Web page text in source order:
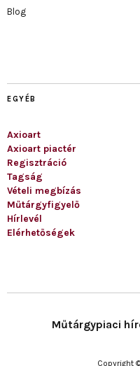
Blog
EGYÉB
Axioart
Axioart piactér
Regisztráció
Tagság
Vételi megbízás
Műtárgyfigyelő
Hírlevél
Elérhetőségek
Műtárgypiaci
Copyright